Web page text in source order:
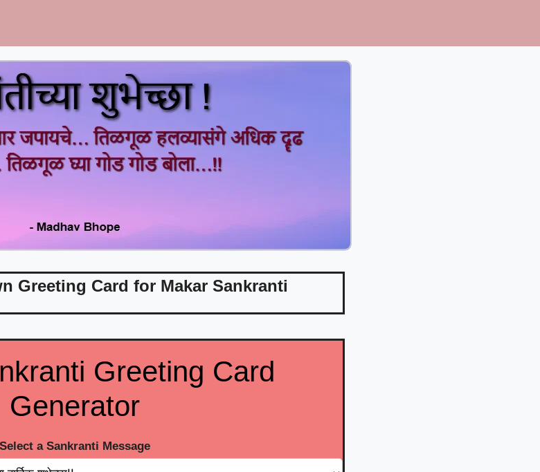
Greeting Card for Makar Sankranti
Greeting Card
Generator
Select a Sankranti Message